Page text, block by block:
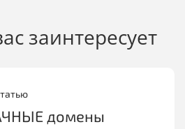
заинтересует
домены